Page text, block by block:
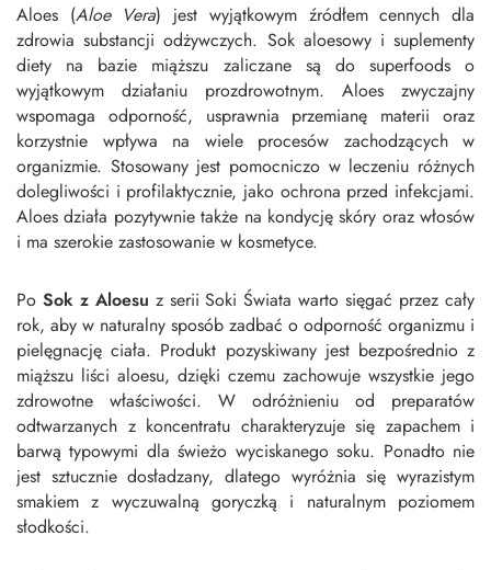
Aloes (Aloe Vera) jest wyjątkowym źródłem cennych dla
zdrowia substancji odżywczych. Sok aloesowy i suplementy
diety na bazie miąższu zaliczane są do superfoods o
wyjątkowym działaniu prozdrowotnym. Aloes zwyczajny
wspomaga odporność, usprawnia przemianę materii oraz
korzystnie wpływa na wiele procesów zachodzących w
organizmie. Stosowany jest pomocniczo w leczeniu różnych
dolegliwości i profilaktycznie, jako ochrona przed infekcjami.
Aloes działa pozytywnie także na kondycję skóry oraz włosów
i ma szerokie zastosowanie w kosmetyce.
Po Sok z Aloesu z serii Soki Świata warto sięgać przez cały
rok, aby w naturalny sposób zadbać o odporność organizmu i
pielęgnację ciała. Produkt pozyskiwany jest bezpośrednio z
miąższu liści aloesu, dzięki czemu zachowuje wszystkie jego
zdrowotne właściwości. W odróżnieniu od preparatów
odtwarzanych z koncentratu charakteryzuje się zapachem i
barwą typowymi dla świeżo wyciskanego soku. Ponadto nie
jest sztucznie dosładzany, dlatego wyróżnia się wyrazistym
smakiem z wyczuwalną goryczką i naturalnym poziomem
słodkości.